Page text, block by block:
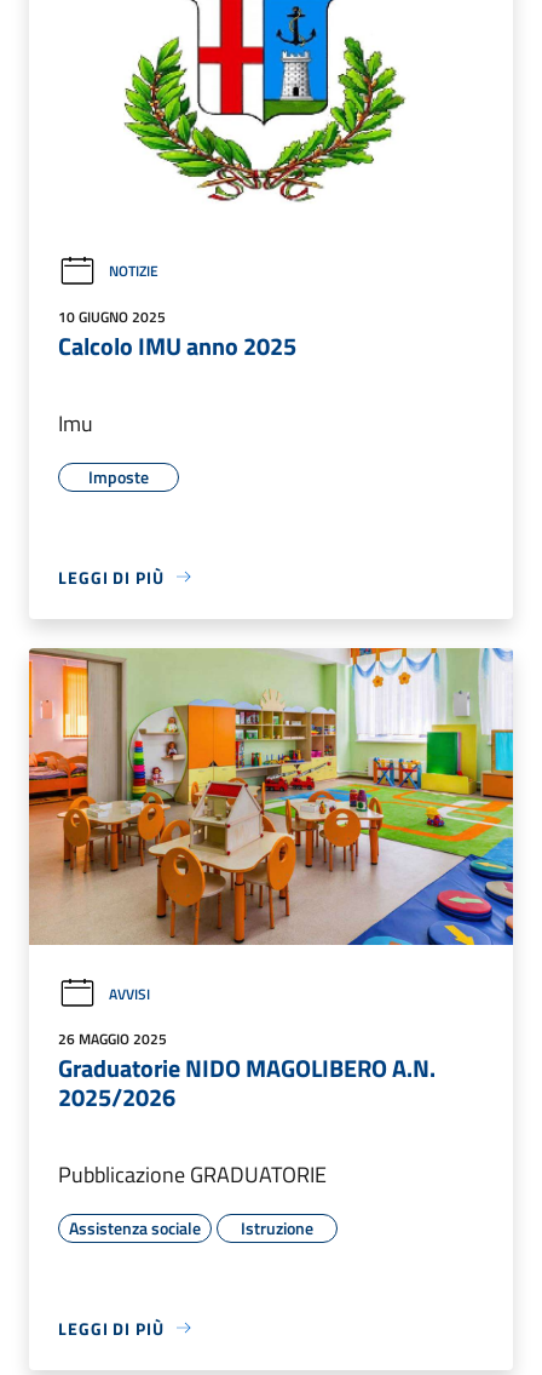
NOTIZIE
10 GIUGNO 2025
Calcolo IMU anno 2025
Imu
Imposte
LEGGI DI PIÙ
AVVISI
26 MAGGIO 2025
Graduatorie NIDO MAGOLIBERO A.N.
2025/2026
Pubblicazione GRADUATORIE
Assistenza sociale Istruzione
LEGGI DI PIÙ